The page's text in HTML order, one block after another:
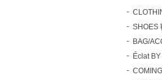
SHOES
BAG/
Éclat